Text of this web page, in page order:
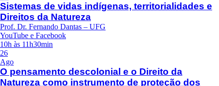
Sistemas de vidas indígenas, territorialidades e
Direitos da Natureza
Prof. Dr. Fernando Dantas – UFG
YouTube e Facebook
10h às 11h30min
26
Ago
O pensamento descolonial e o Direito da
Natureza como instrumento de proteção dos